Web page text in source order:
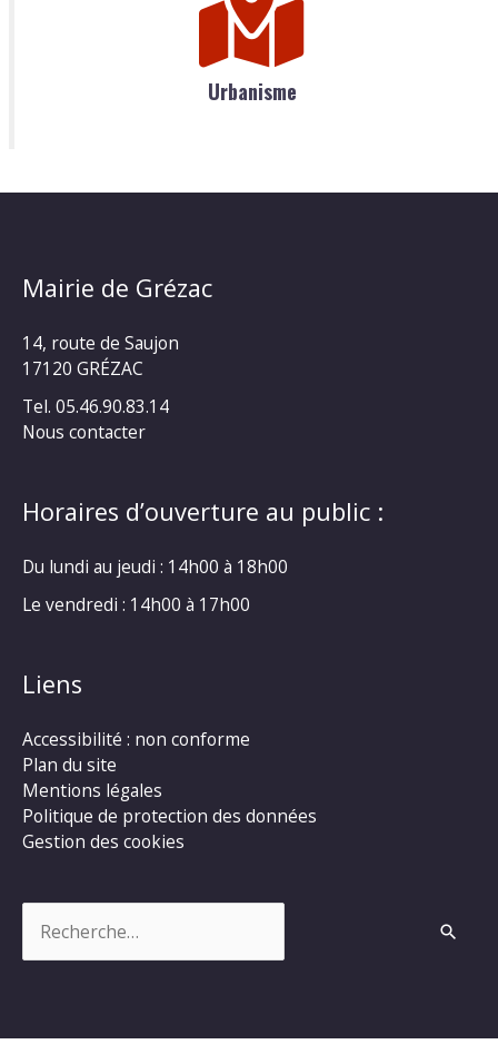
Urbanisme
Mairie de Grézac
14, route de Saujon
17120 GRÉZAC
Tel. 05.46.90.83.14
Nous contacter
Horaires d’ouverture au public :
Du lundi au jeudi : 14h00 à 18h00
Le vendredi : 14h00 à 17h00
Liens
Accessibilité : non conforme
Plan du site
Mentions légales
Politique de protection des données
Gestion des cookies